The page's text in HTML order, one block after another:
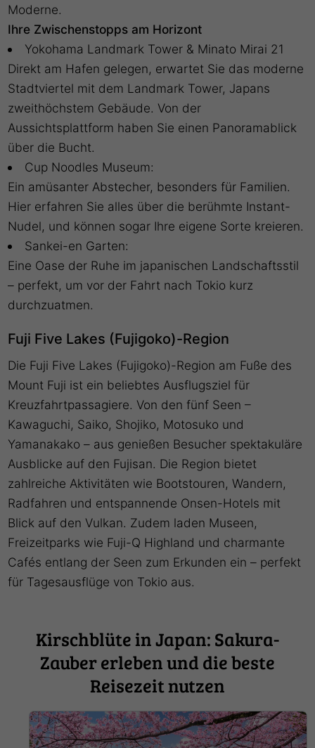
Moderne.
Ihre Zwischenstopps am Horizont
Yokohama Landmark Tower & Minato Mirai 21
Direkt am Hafen gelegen, erwartet Sie das moderne
Stadtviertel mit dem Landmark Tower, Japans
zweithöchstem Gebäude. Von der
Aussichtsplattform haben Sie einen Panoramablick
über die Bucht.
Cup Noodles Museum:
Ein amüsanter Abstecher, besonders für Familien.
Hier erfahren Sie alles über die berühmte Instant-
Nudel, und können sogar Ihre eigene Sorte kreieren.
Sankei-en Garten:
Eine Oase der Ruhe im japanischen Landschaftsstil
– perfekt, um vor der Fahrt nach Tokio kurz
durchzuatmen.
Fuji Five Lakes (Fujigoko)-Region
Die Fuji Five Lakes (Fujigoko)-Region am Fuße des
Mount Fuji ist ein beliebtes Ausflugsziel für
Kreuzfahrtpassagiere. Von den fünf Seen –
Kawaguchi, Saiko, Shojiko, Motosuko und
Yamanakako – aus genießen Besucher spektakuläre
Ausblicke auf den Fujisan. Die Region bietet
zahlreiche Aktivitäten wie Bootstouren, Wandern,
Radfahren und entspannende Onsen-Hotels mit
Blick auf den Vulkan. Zudem laden Museen,
Freizeitparks wie Fuji-Q Highland und charmante
Cafés entlang der Seen zum Erkunden ein – perfekt
für Tagesausflüge von Tokio aus.
Kirschblüte in Japan: Sakura-
Zauber erleben und die beste
Reisezeit nutzen